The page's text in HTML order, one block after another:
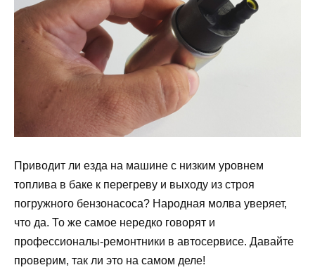
Приводит ли езда на машине с низким уровнем
топлива в баке к перегреву и выходу из строя
погружного бензонасоса? Народная молва уверяет,
что да. То же самое нередко говорят и
профессионалы-ремонтники в автосервисе. Давайте
проверим, так ли это на самом деле!